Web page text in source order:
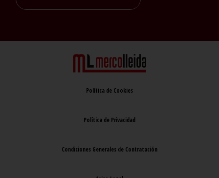
Política de Cookies
Política de Privacidad
Condiciones Generales de Contratación